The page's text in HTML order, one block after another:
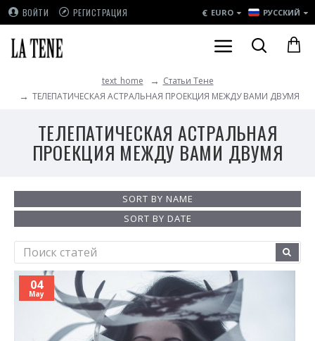
ВОЙТИ РЕГИСТРАЦИЯ € EURO РУССКИЙ
text_home
Статьи Тене
ТЕЛЕПАТИЧЕСКАЯ АСТРАЛЬНАЯ ПРОЕКЦИЯ МЕЖДУ ВАМИ ДВУМЯ
ТЕЛЕПАТИЧЕСКАЯ АСТРАЛЬНАЯ
ПРОЕКЦИЯ МЕЖДУ ВАМИ ДВУМЯ
SORT BY NAME
SORT BY DATE
04
May